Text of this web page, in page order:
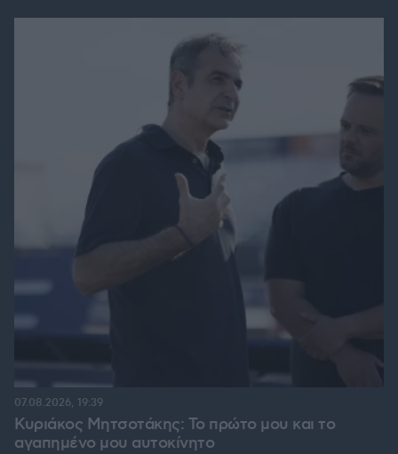
Κυριάκος Μητσοτάκης: Το πρώτο μου και το
αγαπημένο μου αυτοκίνητο
07.08.2026, 19:39